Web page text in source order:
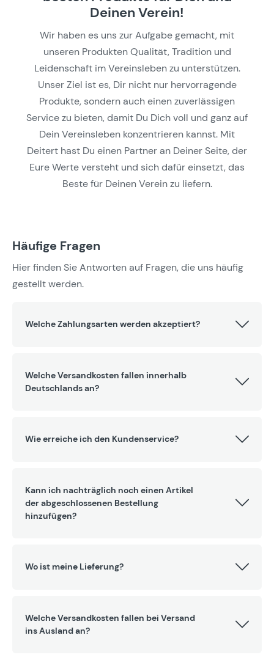
Deinen Verein!
Wir haben es uns zur Aufgabe gemacht, mit
unseren Produkten Qualität, Tradition und
Leidenschaft im Vereinsleben zu unterstützen.
Unser Ziel ist es, Dir nicht nur hervorragende
Produkte, sondern auch einen zuverlässigen
Service zu bieten, damit Du Dich voll und ganz auf
Dein Vereinsleben konzentrieren kannst. Mit
Deitert hast Du einen Partner an Deiner Seite, der
Eure Werte versteht und sich dafür einsetzt, das
Beste für Deinen Verein zu liefern.
Häufige Fragen
Hier finden Sie Antworten auf Fragen, die uns häufig
gestellt werden.
Welche Zahlungsarten werden akzeptiert?
Welche Versandkosten fallen innerhalb
Deutschlands an?
Wie erreiche ich den Kundenservice?
Kann ich nachträglich noch einen Artikel
der abgeschlossenen Bestellung
hinzufügen?
Wo ist meine Lieferung?
Welche Versandkosten fallen bei Versand
ins Ausland an?